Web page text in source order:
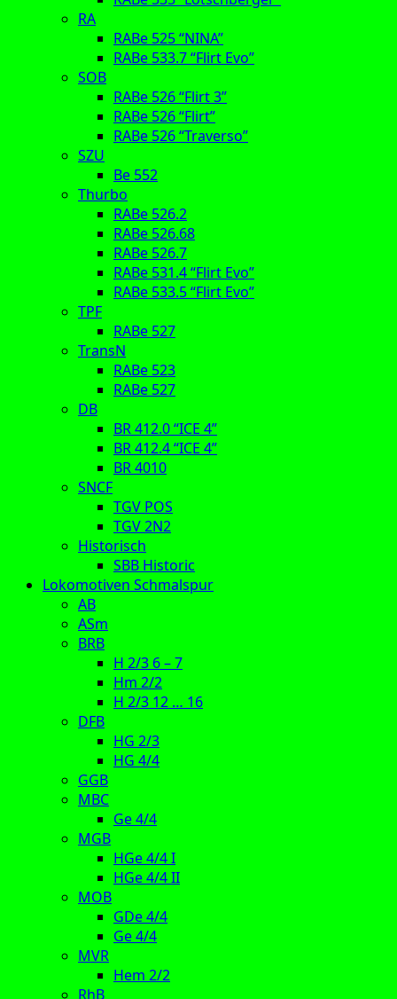
RA
RABe 525 “NINA”
RABe 533.7 “Flirt Evo”
SOB
RABe 526 “Flirt 3”
RABe 526 “Flirt”
RABe 526 “Traverso”
SZU
Be 552
Thurbo
RABe 526.2
RABe 526.68
RABe 526.7
RABe 531.4 “Flirt Evo”
RABe 533.5 “Flirt Evo”
TPF
RABe 527
TransN
RABe 523
RABe 527
DB
BR 412.0 “ICE 4”
BR 412.4 “ICE 4”
BR 4010
SNCF
TGV POS
TGV 2N2
Historisch
SBB Historic
Lokomotiven Schmalspur
AB
ASm
BRB
H 2/3 6 – 7
Hm 2/2
H 2/3 12 … 16
DFB
HG 2/3
HG 4/4
GGB
MBC
Ge 4/4
MGB
HGe 4/4 I
HGe 4/4 II
MOB
GDe 4/4
Ge 4/4
MVR
Hem 2/2
RhB